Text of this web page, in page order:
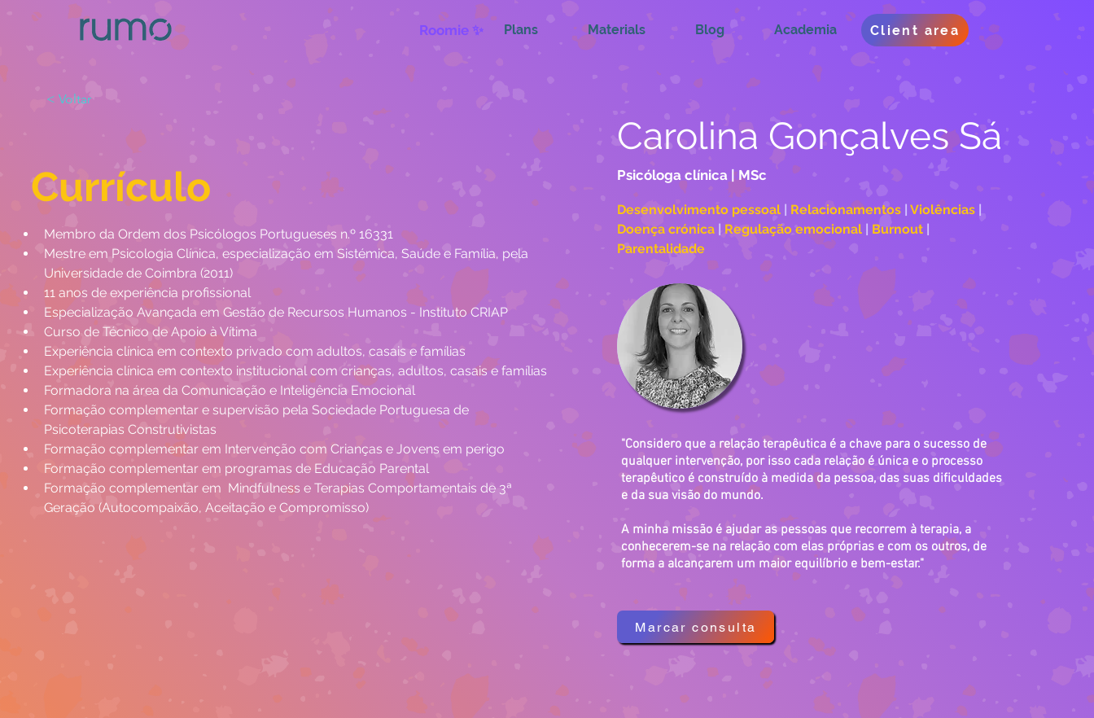
Plans Materials Blog Academia
Roomie ✨ Client area
< Voltar
Currículo
Membro da Ordem dos Psicólogos Portugueses n.º 16331
Mestre em Psicologia Clínica, especialização em Sistémica, Saúde e Família, pela
Universidade de Coimbra (2011)
11 anos de experiência profissional
Especialização Avançada em Gestão de Recursos Humanos - Instituto CRIAP
Curso de Técnico de Apoio à Vítima
Experiência clínica em contexto privado com adultos, casais e famílias
Experiência clínica em contexto institucional com crianças, adultos, casais e famílias
Formadora na área da Comunicação e Inteligência Emocional
Formação complementar e supervisão pela Sociedade Portuguesa de
Psicoterapias Construtivistas
Formação complementar em Intervenção com Crianças e Jovens em perigo
​Formação complementar em programas de Educação Parental
Formação complementar em  Mindfulness e Terapias Comportamentais de 3ª
Geração (Autocompaixão, Aceitação e Compromisso)
Carolina Gonçalves Sá
Psicóloga clínica | MSc
Desenvolvimento pessoal | Relacionamentos | Violências |
Doença crónica | Regulação emocional | Burnout |
Parentalidade
"Considero que a relação terapêutica é a chave para o sucesso de
qualquer intervenção, por isso cada relação é única e o processo
terapêutico é construído à medida da pessoa, das suas dificuldades
e da sua visão do mundo.
A minha missão é ajudar as pessoas que recorrem à terapia, a
conhecerem-se na relação com elas próprias e com os outros, de
forma a alcançarem um maior equilíbrio e bem-estar."
Marcar consulta